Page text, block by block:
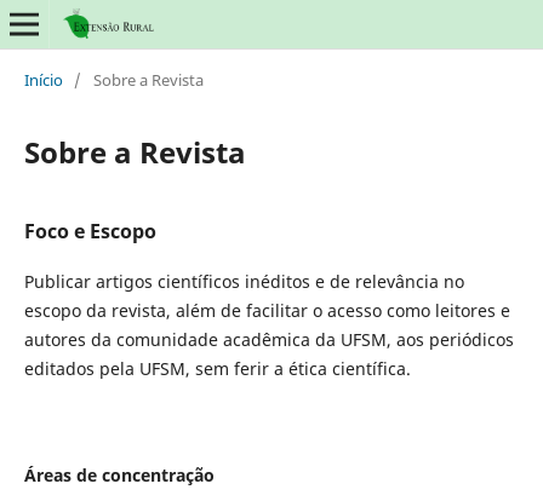
Início / Sobre a Revista
Sobre a Revista
Foco e Escopo
Publicar artigos científicos inéditos e de relevância no
escopo da revista, além de facilitar o acesso como leitores e
autores da comunidade acadêmica da UFSM, aos periódicos
editados pela UFSM, sem ferir a ética científica.
Áreas de concentração